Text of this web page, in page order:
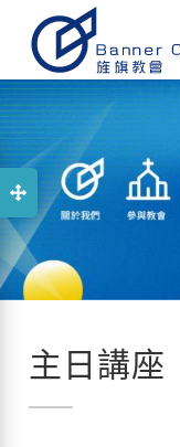
主日講座